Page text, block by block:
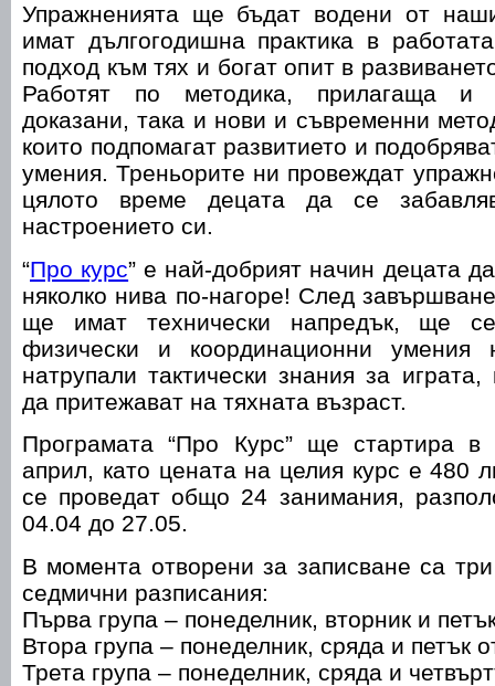
Упражненията ще бъдат водени от
имат дългогодишна практика в
подход към тях и богат опит в
Работят по методика, прилагаща и
доказани, така и нови и съвременни
които подпомагат развитието и
умения. Треньорите ни провеждат
цялото време децата да се
настроението си.
“Про курс” е най-добрият начин децата
няколко нива по-нагоре! След
ще имат технически напредък, ще
физически и координационни
натрупали тактически знания за
да притежават на тяхната възраст.
Програмата “Про Курс” ще стартира
април, като цената на целия курс е 480
се проведат общо 24 занимания,
04.04 до 27.05.
В момента отворени за записване са
седмични разписания:
Първа група – понеделник, вторник и
Втора група – понеделник, сряда и петък
Трета група – понеделник, сряда и